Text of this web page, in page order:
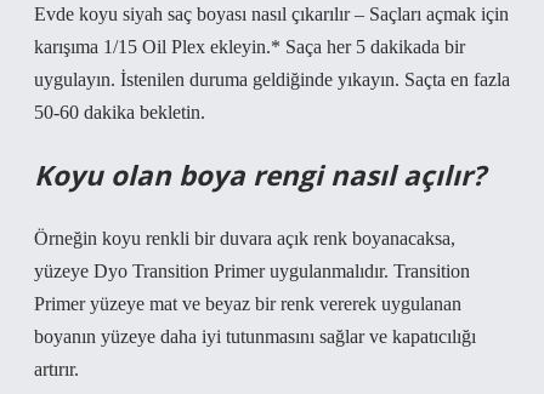
Evde koyu siyah saç boyası nasıl çıkarılır – Saçları açmak için
karışıma 1/15 Oil Plex ekleyin.* Saça her 5 dakikada bir
uygulayın. İstenilen duruma geldiğinde yıkayın. Saçta en fazla
50-60 dakika bekletin.
Koyu olan boya rengi nasıl açılır?
Örneğin koyu renkli bir duvara açık renk boyanacaksa,
yüzeye Dyo Transition Primer uygulanmalıdır. Transition
Primer yüzeye mat ve beyaz bir renk vererek uygulanan
boyanın yüzeye daha iyi tutunmasını sağlar ve kapatıcılığı
artırır.